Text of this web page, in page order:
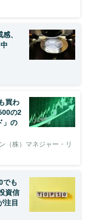
、
買わ
の2
」の
（株）マネジャー・リ
でも
資信
注目